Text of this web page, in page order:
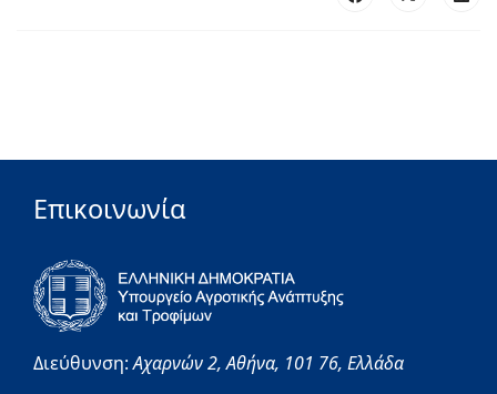
Επικοινωνία
Διεύθυνση:Αχαρνών 2,Αθήνα, 101 76, Ελλάδα